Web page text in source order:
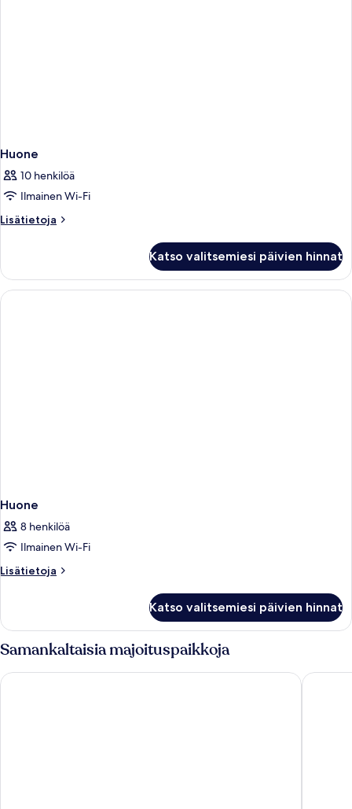
Huone
10 henkilöä
Ilmainen Wi-Fi
Lisätietoja
Lisätietoja
Katso valitsemiesi päivien hinnat
Huone
8 henkilöä
Ilmainen Wi-Fi
Lisätietoja
Lisätietoja
Katso valitsemiesi päivien hinnat
Samankaltaisia majoituspaikkoja
Kenmore Village Hotel, South Beach Eden